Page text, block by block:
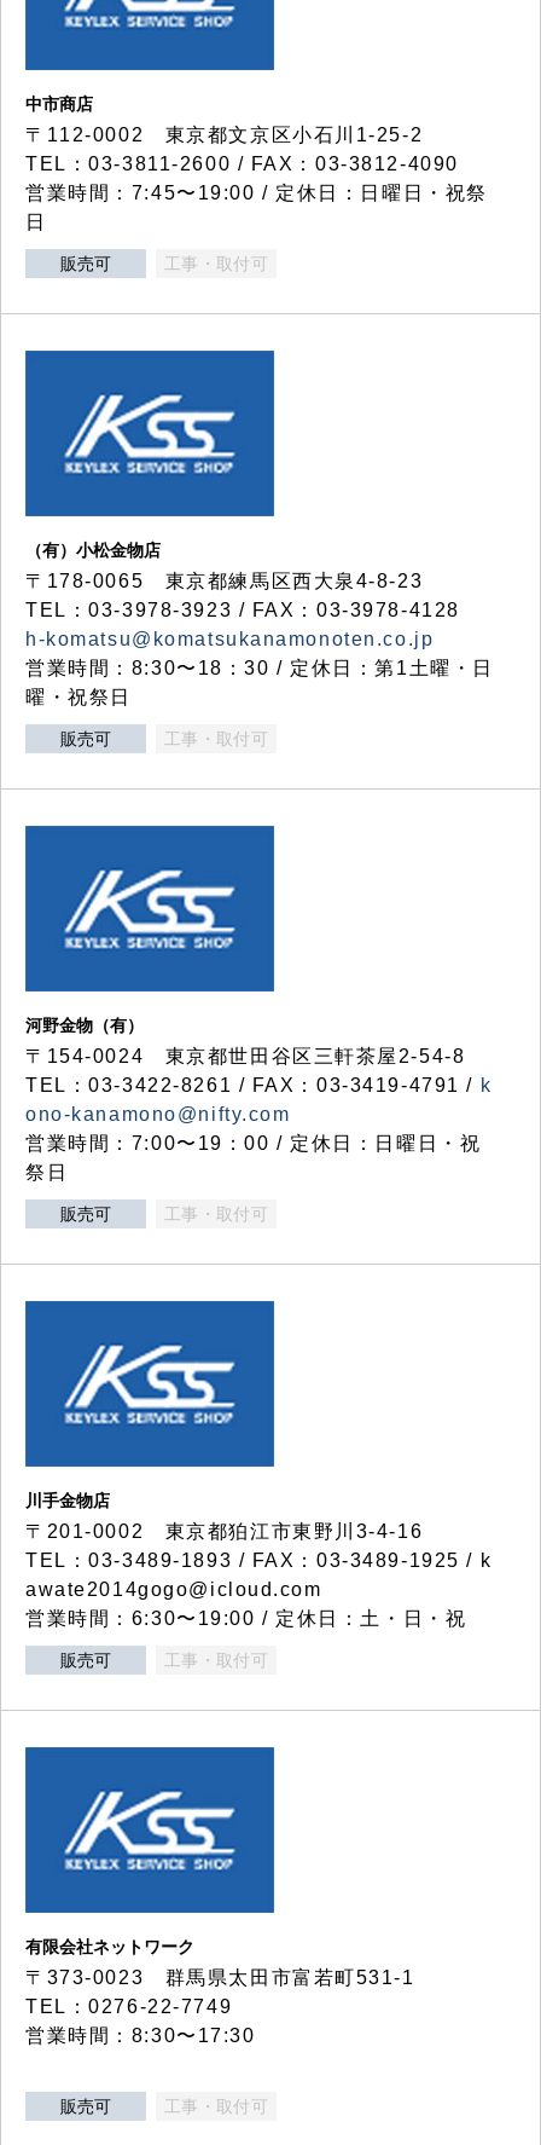
中市商店
〒112-0002 東京都文京区小石川1-25-2
TEL：03-3811-2600 / FAX：03-3812-4090
営業時間：7:45〜19:00 / 定休日：日曜日・祝祭
日
販売可 工事・取付可
（有）小松金物店
〒178-0065 東京都練馬区西大泉4-8-23
TEL：03-3978-3923 / FAX：03-3978-4128
h-komatsu@komatsukanamonoten.co.jp
営業時間：8:30〜18：30 / 定休日：第1土曜・日
曜・祝祭日
販売可 工事・取付可
河野金物（有）
〒154-0024 東京都世田谷区三軒茶屋2-54-8
TEL：03-3422-8261 / FAX：03-3419-4791 / k
ono-kanamono@nifty.com
営業時間：7:00〜19：00 / 定休日：日曜日・祝
祭日
販売可 工事・取付可
川手金物店
〒201-0002 東京都狛江市東野川3-4-16
TEL：03-3489-1893 / FAX：03-3489-1925 / k
awate2014gogo@icloud.com
営業時間：6:30〜19:00 / 定休日：土・日・祝
販売可 工事・取付可
有限会社ネットワーク
〒373-0023 群馬県太田市富若町531-1
TEL：0276-22-7749
営業時間：8:30〜17:30
販売可 工事・取付可